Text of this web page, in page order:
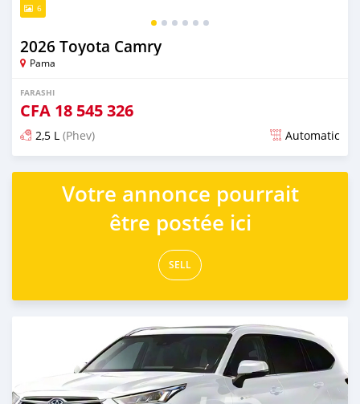
6
2026 Toyota Camry
Pama
FARASHI
CFA 18 545 326
2,5 L (Phev) Automatic
An sanya wannan 2 watanni da ya gabata
Votre annonce pourrait
être postée ici
SELL